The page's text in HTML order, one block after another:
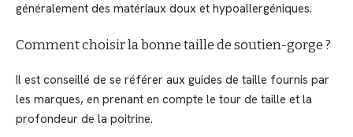
généralement des matériaux doux et hypoallergéniques.
Comment choisir la bonne taille de soutien-gorge ?
Il est conseillé de se référer aux guides de taille fournis par
les marques, en prenant en compte le tour de taille et la
profondeur de la poitrine.